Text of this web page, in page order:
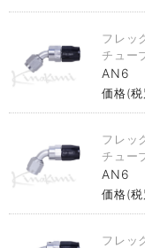
フレッ
チュー
AN6
価格(
フレッ
チュー
AN6
価格(
フレッ